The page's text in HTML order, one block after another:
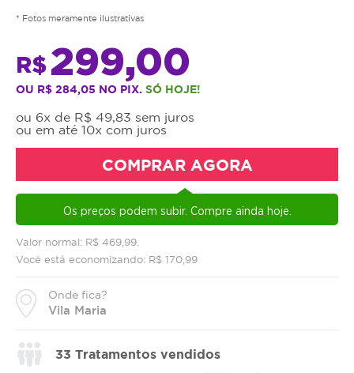
* Fotos meramente ilustrativas
Valor normal: R$ 469,99.
Você está economizando: R$ 170,99
Onde fica?
Vila Maria
R$299,00
OU R$ 284,05 NO PIX. SÓ HOJE!
ou 6x de R$ 49,83 sem juros
ou em até 10x com juros
COMPRAR AGORA
Os preços podem subir. Compre ainda hoje.
33 Tratamentos vendidos